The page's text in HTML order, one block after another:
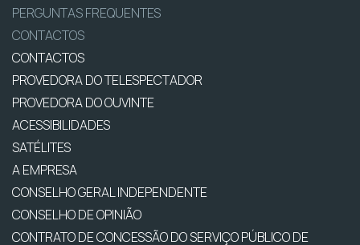
PERGUNTAS FREQUENTES
CONTACTOS
CONTACTOS
PROVEDORA DO TELESPECTADOR
PROVEDORA DO OUVINTE
ACESSIBILIDADES
SATÉLITES
A EMPRESA
CONSELHO GERAL INDEPENDENTE
CONSELHO DE OPINIÃO
CONTRATO DE CONCESSÃO DO SERVIÇO PÚBLICO DE